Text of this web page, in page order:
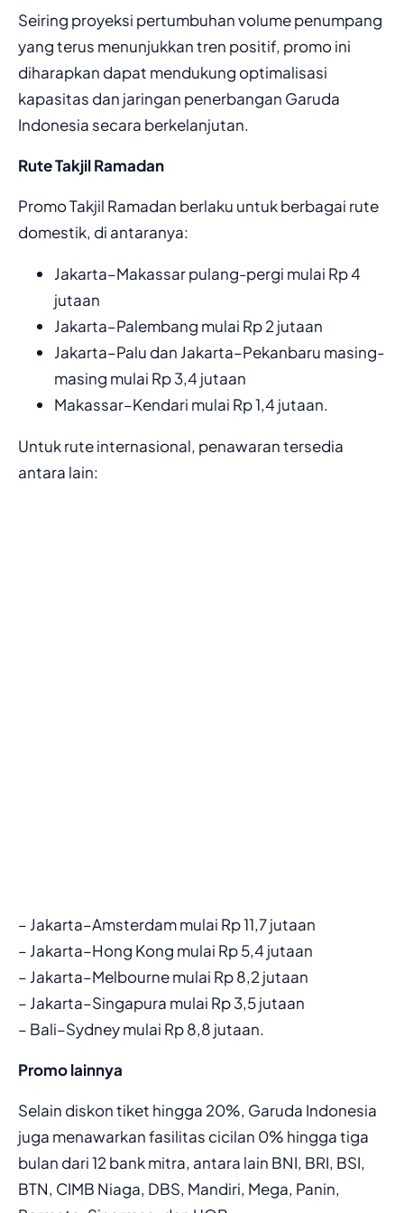
Seiring proyeksi pertumbuhan volume penumpang
yang terus menunjukkan tren positif, promo ini
diharapkan dapat mendukung optimalisasi
kapasitas dan jaringan penerbangan Garuda
Indonesia secara berkelanjutan.
Rute Takjil Ramadan
Promo Takjil Ramadan berlaku untuk berbagai rute
domestik, di antaranya:
Jakarta–Makassar pulang-pergi mulai Rp 4
jutaan
Jakarta–Palembang mulai Rp 2 jutaan
Jakarta–Palu dan Jakarta–Pekanbaru masing-
masing mulai Rp 3,4 jutaan
Makassar–Kendari mulai Rp 1,4 jutaan.
Untuk rute internasional, penawaran tersedia
antara lain:
– Jakarta–Amsterdam mulai Rp 11,7 jutaan
– Jakarta–Hong Kong mulai Rp 5,4 jutaan
– Jakarta–Melbourne mulai Rp 8,2 jutaan
– Jakarta–Singapura mulai Rp 3,5 jutaan
– Bali–Sydney mulai Rp 8,8 jutaan.
Promo lainnya
Selain diskon tiket hingga 20%, Garuda Indonesia
juga menawarkan fasilitas cicilan 0% hingga tiga
bulan dari 12 bank mitra, antara lain BNI, BRI, BSI,
BTN, CIMB Niaga, DBS, Mandiri, Mega, Panin,